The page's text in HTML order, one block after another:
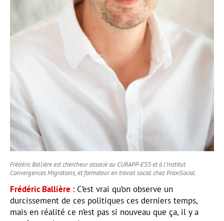
Frédéric Ballière est chercheur associé au CURAPP-ESS et à l’Institut
Convergences Migrations, et formateur en travail social chez PraxiSocial.
Frédéric Ballière
C’est vrai qu’on observe un
durcissement de ces politiques ces derniers temps,
mais en réalité ce n’est pas si nouveau que ça, il y a